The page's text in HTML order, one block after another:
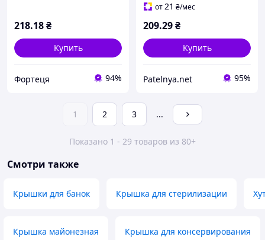
218.18₴
Купить
Фортеця 94%
от21 ₴/мес
209.29₴
Купить
Patelnya.net 95%
1 2 3 ...
Показано 1 - 29 товаров из 80+
Смотри также
Крышки для банок Крышка для стерилизации
Крышка майонезная Крышка для консервирования